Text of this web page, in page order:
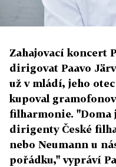
Zahajovací koncert
dirigovat Paavo
už v mládí, jeho
kupoval
filharmonie. "Doma
dirigenty České
nebo Neumann u
pořádku," vypráví